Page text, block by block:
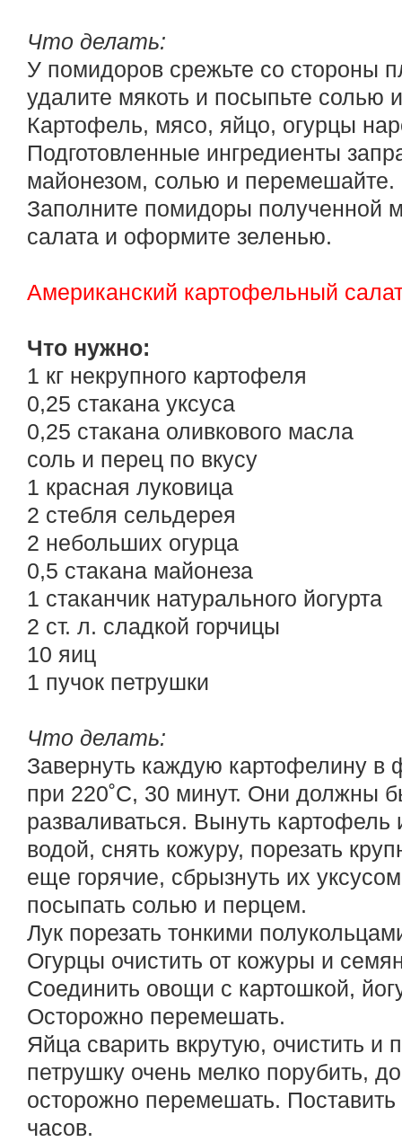
Что делать:
У помидоров срежьте со стороны
удалите мякоть и посыпьте солью
Картофель, мясо, яйцо, огурцы
Подготовленные ингредиенты
майонезом, солью и перемешайте.
Заполните помидоры полученной
салата и оформите зеленью.
Американский картофельный
Что нужно:
1 кг некрупного картофеля
0,25 стакана уксуса
0,25 стакана оливкового масла
соль и перец по вкусу
1 красная луковица
2 стебля сельдерея
2 небольших огурца
0,5 стакана майонеза
1 стаканчик натурального йогурта
2 ст. л. сладкой горчицы
10 яиц
1 пучок петрушки
Что делать:
Завернуть каждую картофелину в
при 220˚С, 30 минут. Они должны
разваливаться. Вынуть картофель
водой, снять кожуру, порезать
еще горячие, сбрызнуть их
посыпать солью и перцем.
Лук порезать тонкими
Огурцы очистить от кожуры и
Соединить овощи с картошкой,
Осторожно перемешать.
Яйца сварить вкрутую, очистить и
петрушку очень мелко порубить,
осторожно перемешать.
часов.